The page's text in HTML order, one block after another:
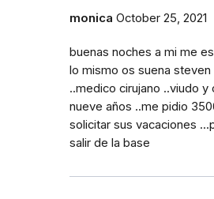
monica October 25, 2021
buenas noches a mi me
lo mismo os suena steven
..medico cirujano ..viudo y
nueve años ..me pidio
solicitar sus vacaciones
salir de la base